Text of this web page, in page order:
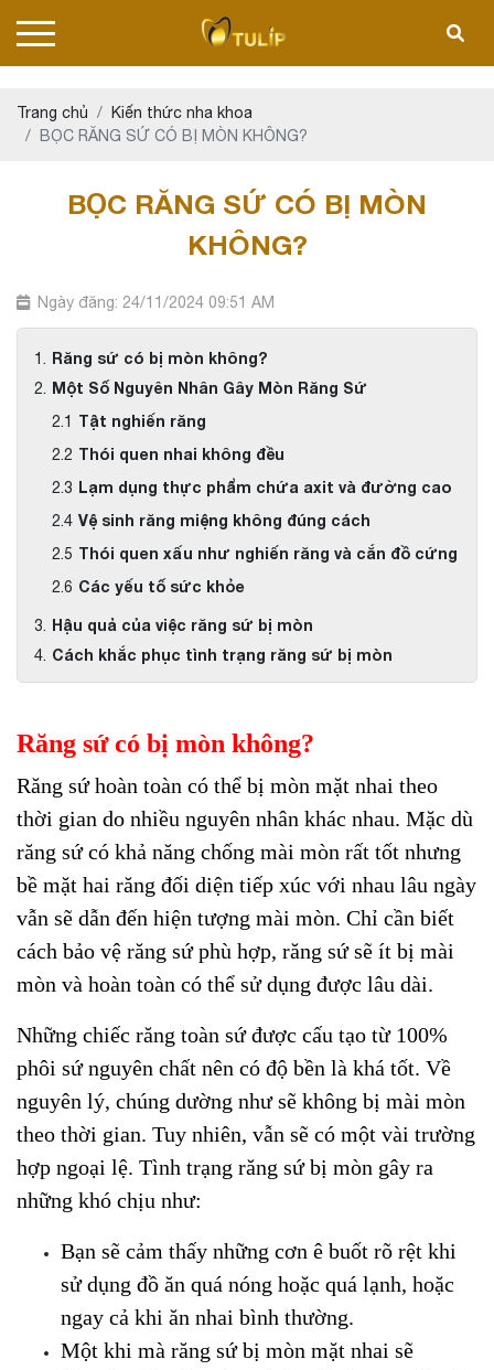
Trang chủ
Kiến thức nha khoa
BỌC RĂNG SỨ CÓ BỊ MÒN KHÔNG?
BỌC RĂNG SỨ CÓ BỊ MÒN
KHÔNG?
Ngày đăng: 24/11/2024 09:51 AM
Răng sứ có bị mòn không?
Một Số Nguyên Nhân Gây Mòn Răng Sứ
Tật nghiến răng
Thói quen nhai không đều
Lạm dụng thực phẩm chứa axit và đường cao
Vệ sinh răng miệng không đúng cách
Thói quen xấu như nghiến răng và cắn đồ cứng
Các yếu tố sức khỏe
Hậu quả của việc răng sứ bị mòn
Cách khắc phục tình trạng răng sứ bị mòn
Răng sứ có bị mòn không?
Răng sứ hoàn toàn có thể bị mòn mặt nhai theo
thời gian do nhiều nguyên nhân khác nhau. Mặc dù
răng sứ có khả năng chống mài mòn rất tốt nhưng
bề mặt hai răng đối diện tiếp xúc với nhau lâu ngày
vẫn sẽ dẫn đến hiện tượng mài mòn. Chỉ cần biết
cách bảo vệ răng sứ phù hợp, răng sứ sẽ ít bị mài
mòn và hoàn toàn có thể sử dụng được lâu dài.
Những chiếc răng toàn sứ được cấu tạo từ 100%
phôi sứ nguyên chất nên có độ bền là khá tốt. Về
nguyên lý, chúng dường như sẽ không bị mài mòn
theo thời gian. Tuy nhiên, vẫn sẽ có một vài trường
hợp ngoại lệ. Tình trạng răng sứ bị mòn gây ra
những khó chịu như:
Bạn sẽ cảm thấy những cơn ê buốt rõ rệt khi
sử dụng đồ ăn quá nóng hoặc quá lạnh, hoặc
ngay cả khi ăn nhai bình thường.
Một khi mà răng sứ bị mòn mặt nhai sẽ